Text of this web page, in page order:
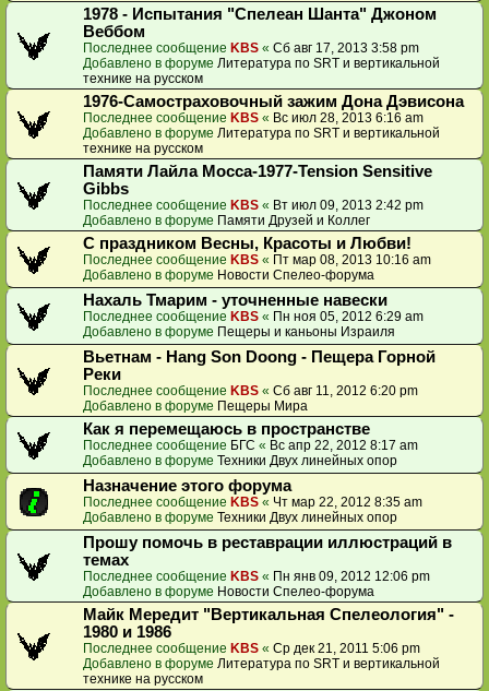
1978 - Испытания "Спелеан Шанта" Джоном
Веббом
Последнее сообщение KBS « Сб авг 17, 2013 3:58 pm
Добавлено в форуме Литература по SRT и вертикальной
технике на русском
1976-Самостраховочный зажим Дона Дэвисона
Последнее сообщение KBS « Вс июл 28, 2013 6:16 am
Добавлено в форуме Литература по SRT и вертикальной
технике на русском
Памяти Лайла Мосса-1977-Tension Sensitive
Gibbs
Последнее сообщение KBS « Вт июл 09, 2013 2:42 pm
Добавлено в форуме Памяти Друзей и Коллег
С праздником Весны, Красоты и Любви!
Последнее сообщение KBS « Пт мар 08, 2013 10:16 am
Добавлено в форуме Новости Спелео-форума
Нахаль Тмарим - уточненные навески
Последнее сообщение KBS « Пн ноя 05, 2012 6:29 am
Добавлено в форуме Пещеры и каньоны Израиля
Вьетнам - Hang Son Doong - Пещера Горной
Реки
Последнее сообщение KBS « Сб авг 11, 2012 6:20 pm
Добавлено в форуме Пещеры Мира
Как я перемещаюсь в пространстве
Последнее сообщение БГС « Вс апр 22, 2012 8:17 am
Добавлено в форуме Техники Двух линейных опор
Назначение этого форума
Последнее сообщение KBS « Чт мар 22, 2012 8:35 am
Добавлено в форуме Техники Двух линейных опор
Прошу помочь в реставрации иллюстраций в
темах
Последнее сообщение KBS « Пн янв 09, 2012 12:06 pm
Добавлено в форуме Новости Спелео-форума
Майк Мередит "Вертикальная Спелеология" -
1980 и 1986
Последнее сообщение KBS « Ср дек 21, 2011 5:06 pm
Добавлено в форуме Литература по SRT и вертикальной
технике на русском